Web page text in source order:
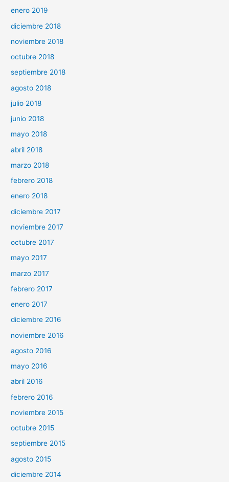
enero 2019
diciembre 2018
noviembre 2018
octubre 2018
septiembre 2018
agosto 2018
julio 2018
junio 2018
mayo 2018
abril 2018
marzo 2018
febrero 2018
enero 2018
diciembre 2017
noviembre 2017
octubre 2017
mayo 2017
marzo 2017
febrero 2017
enero 2017
diciembre 2016
noviembre 2016
agosto 2016
mayo 2016
abril 2016
febrero 2016
noviembre 2015
octubre 2015
septiembre 2015
agosto 2015
diciembre 2014